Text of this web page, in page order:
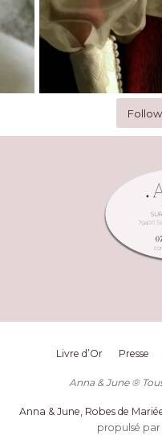
Livre d’Or Presse
Anna & June ®
Anna & June, Robes de
propulsé par